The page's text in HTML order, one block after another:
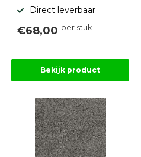
gebaseerd
ervaringen
Direct leverbaar
€68,00 per stuk
Bekijk product